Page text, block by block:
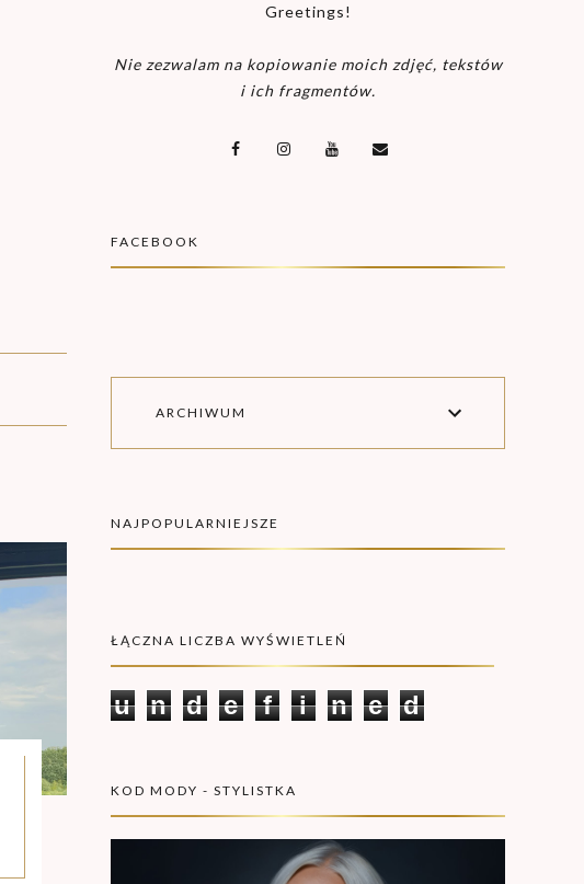
Greetings!
Nie zezwalam na kopiowanie moich zdjęć, tekstów
i ich fragmentów.
FACEBOOK
ARCHIWUM
NAJPOPULARNIEJSZE
ŁĄCZNA LICZBA WYŚWIETLEŃ
u n d e f i n e d
KOD MODY - STYLISTKA